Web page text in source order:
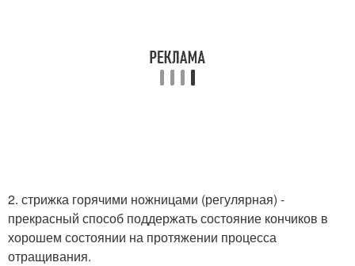
2. стрижка горячими ножницами (регулярная) -
прекрасный способ поддержать состояние кончиков в
хорошем состоянии на протяжении процесса
отращивания.